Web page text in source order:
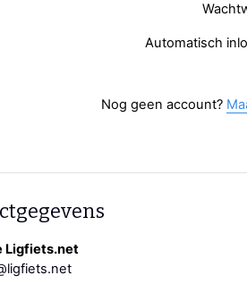
Automatisch
Nog geen account?
Ligfiets.net